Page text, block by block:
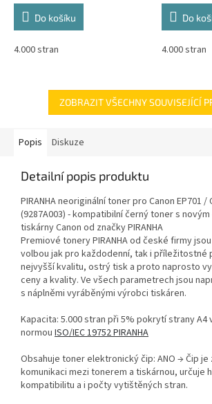
Do košíku
4.000 stran
Do
4.000 stran
ZOBRAZIT VŠECHNY SOUVISEJÍCÍ
Popis Diskuze
Detailní popis produktu
PIRANHA neoriginální toner pro Canon EP701 /
(9287A003) - kompatibilní černý toner s
tiskárny Canon od značky PIRANHA
Premiové tonery PIRANHA od české firmy
volbou jak pro každodenní, tak i příležitostné
nejvyšší kvalitu, ostrý tisk a proto naprosto
ceny a kvality. Ve všech parametrech jsou
s náplněmi vyráběnými výrobci tiskáren.
Kapacita: 5.000 stran při 5% pokrytí strany A4
normou ISO/IEC 19752 PIRANHA
Obsahuje toner elektronický čip: ANO → Čip je
komunikaci mezi tonerem a tiskárnou, určuje
kompatibilitu a i počty vytištěných stran.